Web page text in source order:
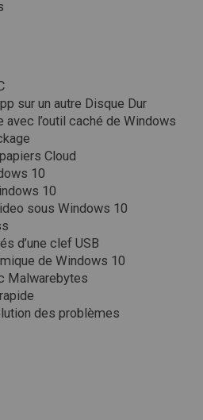
sur un autre Disque Dur
l’outil caché de Windows
Cloud
10
10
sous Windows 10
d’une clef USB
de Windows 10
Malwarebytes
des problèmes